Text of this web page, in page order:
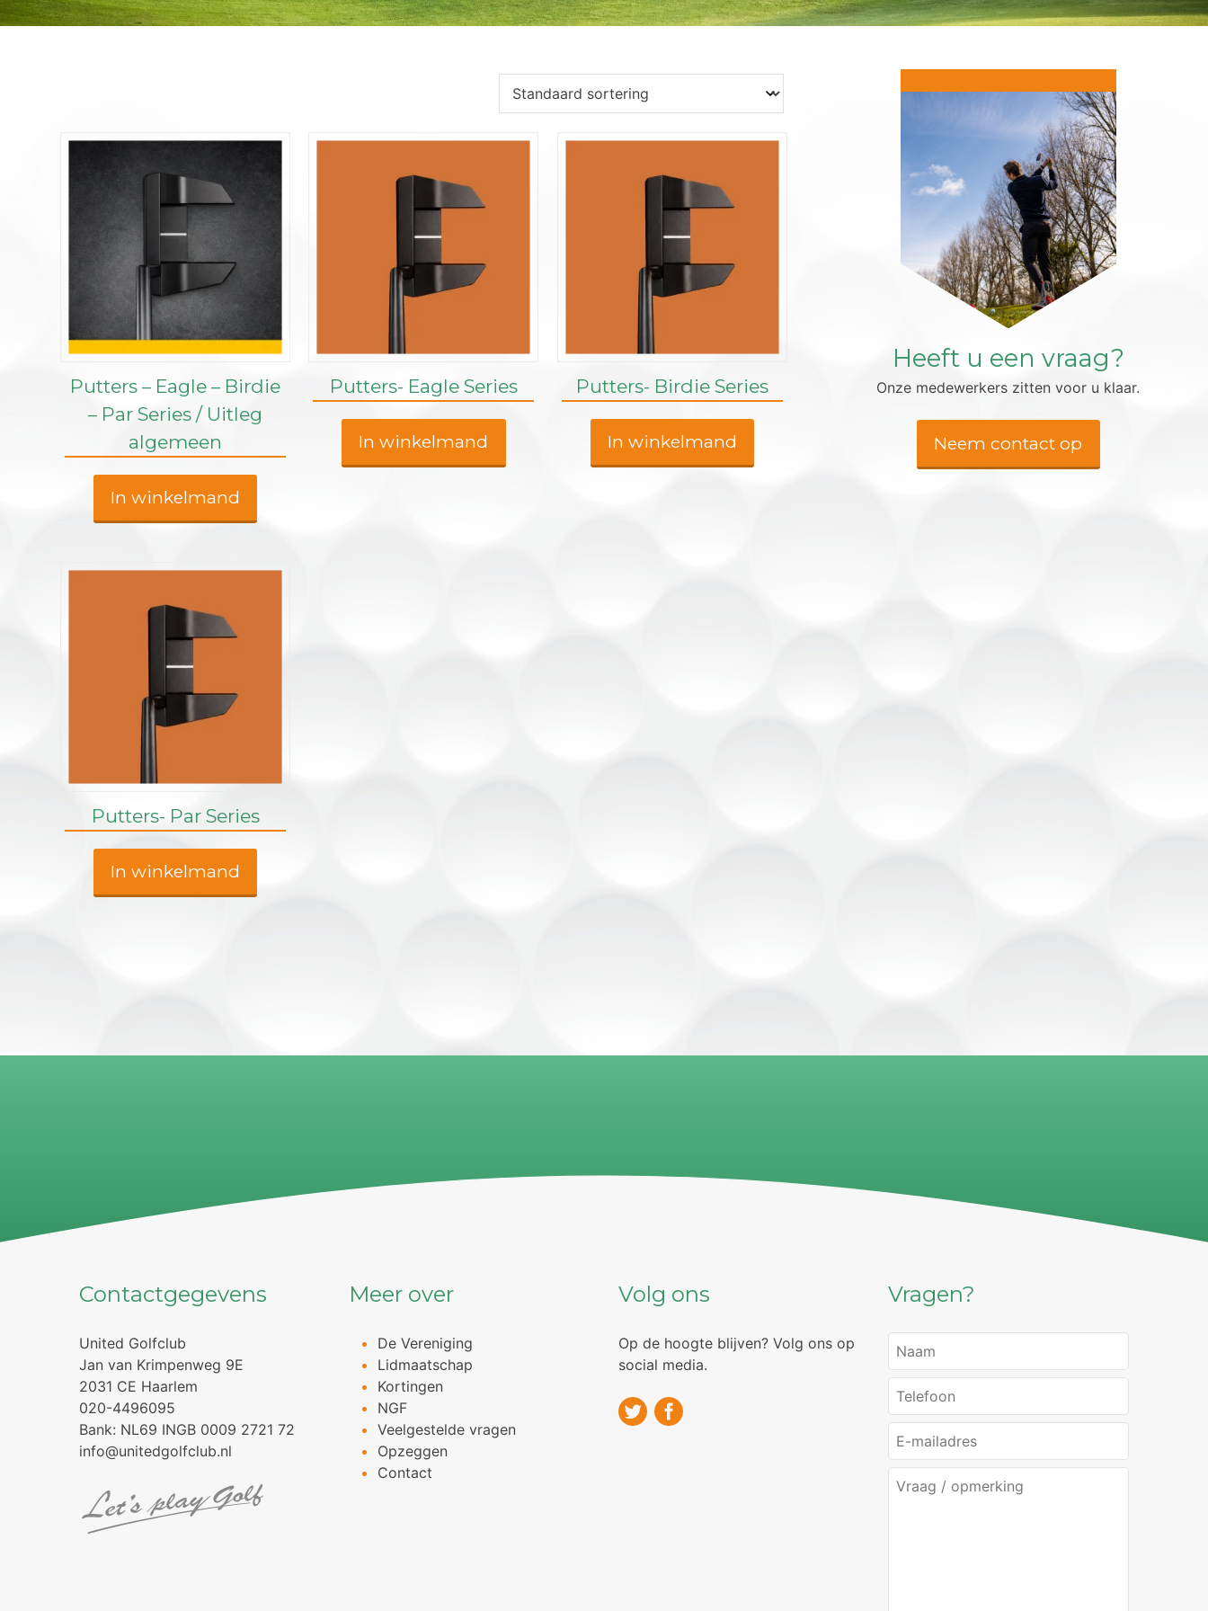
Putters – Eagle – Birdie
– Par Series / Uitleg
algemeen
In winkelmand
Putters- Eagle Series
In winkelmand
Putters- Birdie Series
In winkelmand
Putters- Par Series
In winkelmand
Heeft u een vraag?
Onze medewerkers zitten voor u klaar.
Neem contact op
Contactgegevens
United Golfclub
Jan van Krimpenweg 9E
2031 CE Haarlem
020-4496095
Bank: NL69 INGB 0009 2721 72
info@unitedgolfclub.nl
Meer over
De Vereniging
Lidmaatschap
Kortingen
NGF
Veelgestelde vragen
Opzeggen
Contact
Volg ons
Op de hoogte blijven? Volg ons op
social media.
Vragen?